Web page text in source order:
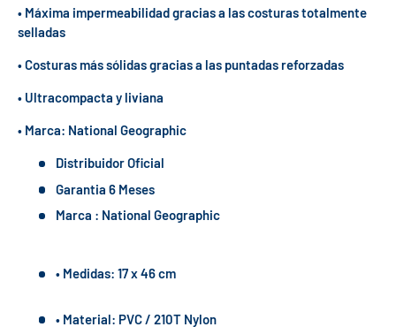
• Máxima impermeabilidad gracias a las costuras totalmente
selladas
• Costuras más sólidas gracias a las puntadas reforzadas
• Ultracompacta y liviana
• Marca: National Geographic
Distribuidor Oficial
Garantia 6 Meses
Marca : National Geographic
• Medidas: 17 x 46 cm
• Material: PVC / 210T Nylon